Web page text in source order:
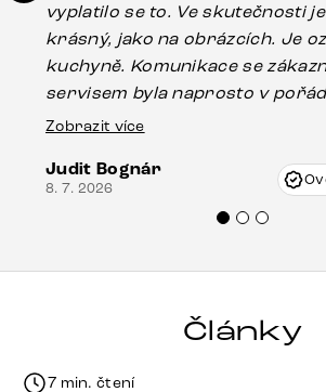
vyplatilo se to. Ve skutečnosti
krásný, jako na obrázcích. Je ozdobou naší
kuchyně. Komunikace se
servisem byla naprosto v
drobné poškození u nohy stolu,
Vincze mi velmi korektně vyšli
Doporučuji produkty Delife
Zobrazit více
Judit Bognár
8. 7. 2026
Články
7 min. čtení